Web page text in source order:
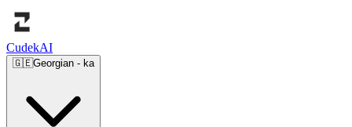
CudekAI
🇬🇪Georgian - ka